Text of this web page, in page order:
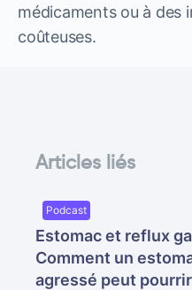
médicaments ou à des
coûteuses.
Articles liés
Podcast
Estomac et reflux
Comment un
agressé peut